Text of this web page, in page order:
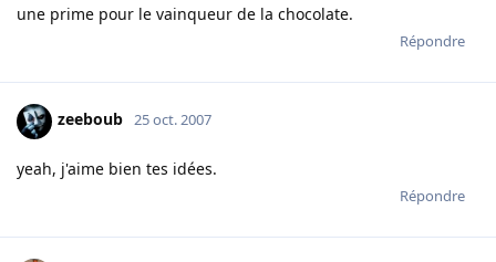
une prime pour le vainqueur de la chocolate.
Répondre
zeeboub 25 oct. 2007
yeah, j'aime bien tes idées.
Répondre